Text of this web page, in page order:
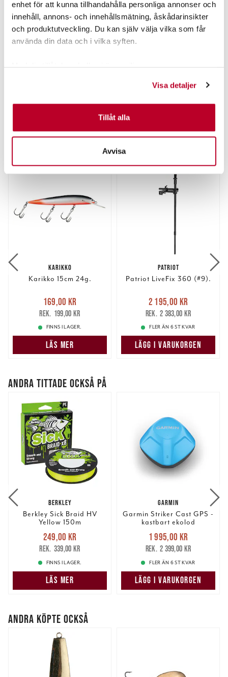
enhet för att kunna tillhandahålla personliga annonser och
innehåll, annons- och innehållsmätning, åskådarinsikter
och produktutveckling. Du kan själv välja vilka som får
använda din data och i vilka syften.
Identifiera din enhet genom att aktivt skanna den för
specifika kännetecken (fingeravtryck)
Ta reda på mer om hur dina personliga uppgifter
Du kan ändra eller dra tillbaka ditt samtycke när som
helst från cookie-förklaringen.
Vi använder enhetsidentifierare för att anpassa innehållet
och annonserna till användarna, tillhandahålla funktioner
för sociala medier och analysera vår trafik. Vi
annons- och analysföretag som vi samarbetar med.
Dessa kan i sin tur kombinera informationen med annan
information som du har tillhandahållit eller som de har
Visa detaljer
Tillåt alla
Avvisa
2 799,00 kr
2 799,00 kr
2 ST
LÄGG I VARUKORGEN
KARIKKO
Karikko 15cm 24g.
Nuvarande pris
169,00 krTidigare pris
199,00 kr
169,00 kr
199,00 kr
FINNS I LAGER.
LÄS MER
PATRIOT
Patriot LiveFix 360 (#9).
Nuvarande pris
2 195,00 krTidigare pris
2 383,00 kr
2 195,00 kr
2 383,00 kr
FLER ÄN 6 ST KVAR
LÄGG I VARUKORGEN
ANDRA TITTADE OCKSÅ PÅ
BERKLEY
Berkley Sick Braid HV
Yellow 150m
Nuvarande pris
249,00 krTidigare pris
339,00 kr
249,00 kr
339,00 kr
FINNS I LAGER.
LÄS MER
GARMIN
Garmin Striker Cast GPS -
kastbart ekolod
Nuvarande pris
1 995,00 krTidigare pris
2 399,00 kr
1 995,00 kr
2 399,00 kr
FLER ÄN 6 ST KVAR
LÄGG I VARUKORGEN
ANDRA KÖPTE OCKSÅ